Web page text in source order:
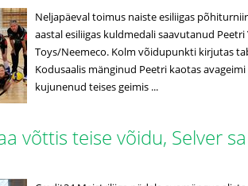
Neljapäeval toimus naiste esiliigas
aastal esiliigas kuldmedali saavutanud
Toys/Neemeco. Kolm võidupunkti kirjutas
Kodusaalis mänginud Peetri kaotas
kujunenud teises geimis ...
võttis teise võidu, Selver